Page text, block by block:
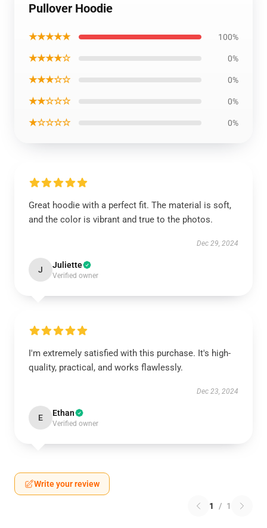
Pullover Hoodie
★★★★★ 100%
★★★★☆ 0%
★★★☆☆ 0%
★★☆☆☆ 0%
★☆☆☆☆ 0%
Great hoodie with a perfect fit. The material is soft,
and the color is vibrant and true to the photos.
Dec 29, 2024
J Juliette
Verified owner
I'm extremely satisfied with this purchase. It's high-
quality, practical, and works flawlessly.
Dec 23, 2024
E Ethan
Verified owner
Write your review
1 / 1